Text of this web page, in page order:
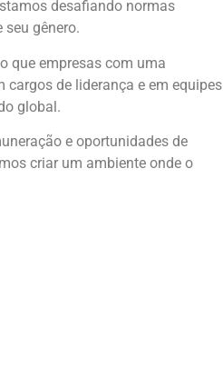
desafiando normas
gênero.
que empresas com uma
cargos de liderança e em equipes
global.
e oportunidades de
criar um ambiente onde o